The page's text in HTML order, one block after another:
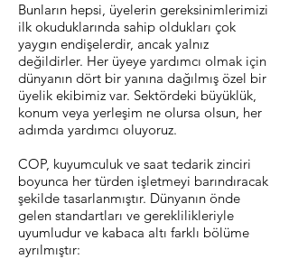
Bunların hepsi, üyelerin gereksinimlerimizi
ilk okuduklarında sahip oldukları çok
yaygın endişelerdir, ancak yalnız
değildirler. Her üyeye yardımcı olmak için
dünyanın dört bir yanına dağılmış özel bir
üyelik ekibimiz var. Sektördeki büyüklük,
konum veya yerleşim ne olursa olsun, her
adımda yardımcı oluyoruz.
COP, kuyumculuk ve saat tedarik zinciri
boyunca her türden işletmeyi barındıracak
şekilde tasarlanmıştır. Dünyanın önde
gelen standartları ve gereklilikleriyle
uyumludur ve kabaca altı farklı bölüme
ayrılmıştır: